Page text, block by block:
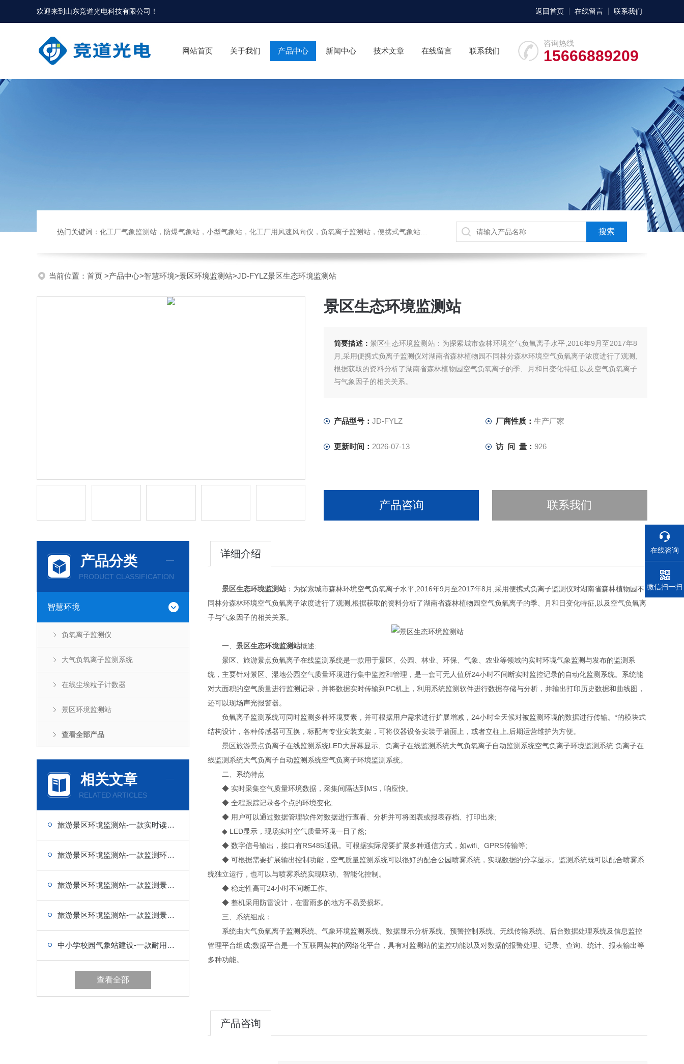
欢迎来到 山东竞道光电科技有限公司 ！ 返回首页 在线留言 联系我们
咨询热线
15666889209
网站首页 关于我们 产品中心 新闻中心 技术文章 在线留言 联系我们
热门关键词： 化工厂气象监测站，防爆气象站，小型气象站，化工厂用风速风向仪，负氧离子监测站，便携式气象站，水位监测站
当前位置： 首页 >产品中心>智慧环境>景区环境监测站>JD-FYLZ景区生态环境监测站
景区生态环境监测站
简要描述：景区生态环境监测站：为探索城市森林环境空气负氧离子水平,2016年9月至2017年8
月,采用便携式负离子监测仪对湖南省森林植物园不同林分森林环境空气负氧离子浓度进行了观测,
根据获取的资料分析了湖南省森林植物园空气负氧离子的季、月和日变化特征,以及空气负氧离子
与气象因子的相关关系。
产品型号： JD-FYLZ 厂商性质： 生产厂家
更新时间： 2026-07-13 访 问 量： 926
产品咨询 联系我们
产品分类
PRODUCT CLASSIFICATION
智慧环境
负氧离子监测仪
大气负氧离子监测系统
在线尘埃粒子计数器
景区环境监测站
查看全部产品
相关文章
RELATED ARTICLES
旅游景区环境监测站-一款实时读取数据的负氧离子监测站
旅游景区环境监测站-一款监测环境的负氧离子监测站
旅游景区环境监测站-一款监测景区环境变化的负氧离子监测设备
旅游景区环境监测站-一款监测景区环境变化的监测设备
中小学校园气象站建设-一款耐用、防尘的设备
查看全部
详细介绍
景区生态环境监测站 ：为探索城市森林环境空气负氧离子水平,2016年9月至2017年8月,采用便携式负离子监测仪对湖南省森林植物园不
同林分森林环境空气负氧离子浓度进行了观测,根据获取的资料分析了湖南省森林植物园空气负氧离子的季、月和日变化特征,以及空气负氧离
子与气象因子的相关关系。
一、 景区生态环境监测站概述:
景区、旅游景点负氧离子在线监测系统是一款用于景区、公园、林业、环保、气象、农业等领域的实时环境气象监测与发布的监测系
统，主要针对景区、湿地公园空气质量环境进行集中监控和管理，是一套可无人值所24小时不间断实时监控记录的自动化监测系统。系统能
对大面积的空气质量进行监测记录，并将数据实时传输到PC机上，利用系统监测软件进行数据存储与分析，并输出打印历史数据和曲线图，
还可以现场声光报警器。
负氧离子监测系统可同时监测多种环境要素，并可根据用户需求进行扩展增减，24小时全天候对被监测环境的数据进行传输。*的模块式
结构设计，各种传感器可互换，标配有专业安装支架，可将仪器设备安装于墙面上，或者立柱上,后期运营维护为方便。
景区旅游景点负离子在线监测系统LED大屏幕显示、负离子在线监测系统大气负氧离子自动监测系统空气负离子环境监测系统 负离子在
线监测系统大气负离子自动监测系统空气负离子环境监测系统。
二、系统特点
◆ 实时采集空气质量环境数据，采集间隔达到MS，响应快。
◆ 全程跟踪记录各个点的环境变化;
◆ 用户可以通过数据管理软件对数据进行查看、分析并可将图表或报表存档、打印出来;
◆ LED显示，现场实时空气质量环境一目了然;
◆ 数字信号输出，接口有RS485通讯。可根据实际需要扩展多种通信方式，如wifi、GPRS传输等;
◆ 可根据需要扩展输出控制功能，空气质量监测系统可以很好的配合公园喷雾系统，实现数据的分享显示。监测系统既可以配合喷雾系
统独立运行，也可以与喷雾系统实现联动、智能化控制。
◆ 稳定性高可24小时不间断工作。
◆ 整机采用防雷设计，在雷雨多的地方不易受损坏。
三、系统组成：
系统由大气负氧离子监测系统、气象环境监测系统、数据显示分析系统、预警控制系统、无线传输系统、后台数据处理系统及信息监控
管理平台组成;数据平台是一个互联网架构的网络化平台，具有对监测站的监控功能以及对数据的报警处理、记录、查询、统计、报表输出等
多种功能。
产品咨询
在线咨询
电话
微信扫一扫